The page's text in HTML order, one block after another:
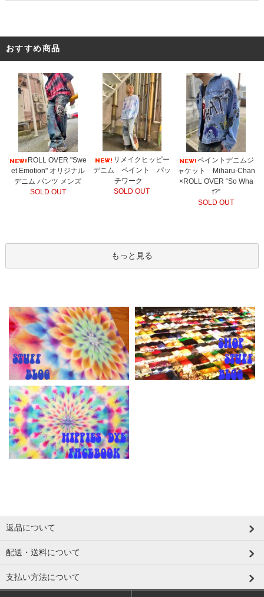
おすすめ商品
ROLL OVER "Swe
et Emotion" オリジナル
デニム パンツ メンズ
SOLD OUT
リメイクヒッピー
デニム ペイント パッ
チワーク
SOLD OUT
ペイントデニムジ
ャケット Miharu-Chan
×ROLL OVER “So Wha
t?”
SOLD OUT
もっと見る
返品について
配送・送料について
支払い方法について